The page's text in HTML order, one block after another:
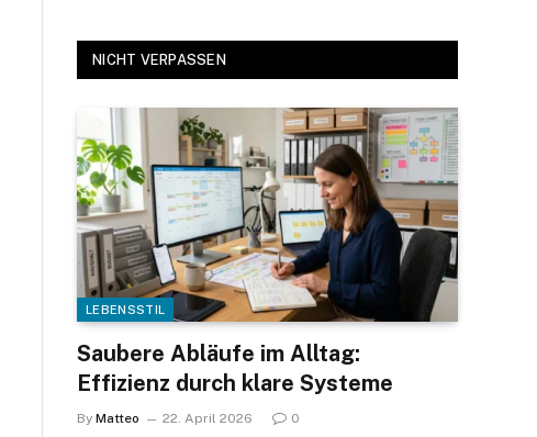
NICHT VERPASSEN
LEBENSSTIL
Saubere Abläufe im Alltag:
Effizienz durch klare Systeme
By Matteo 22. April 2026 0